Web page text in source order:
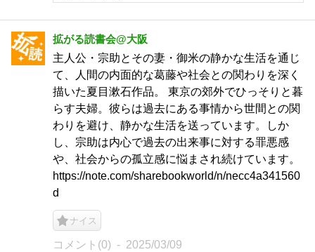
拡がる読書会@大阪
主人公・宗助とその妻・御米の静かな生活を通じ
て、人間の内面的な葛藤や社会との関わりを深く
描いた夏目漱石作品。 東京の郊外でひっそりと暮
らす夫婦。彼らは過去にある事情から世間との関
わりを避け、静かな生活を送っています。​しか
し、宗助は内心で過去の出来事に対する罪悪感
や、社会からの孤立感に悩まされ続けています。​
https://note.com/sharebookworld/n/necc4a341560
d
ナイス
コメント(0) 2025/03/09